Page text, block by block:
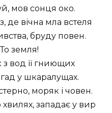
мов сонця око.
де вічна мла встеля
бруду повен.
То земля!
з вод її гниющих
у шкаралущах.
моряк і човен.
хвилях, западає у вир